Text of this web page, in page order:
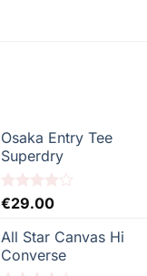
Osaka Entry Tee
Superdry
Note
5
€29.00
All Star Canvas Hi
Converse